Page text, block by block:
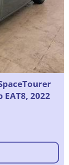
EAT8, 2022